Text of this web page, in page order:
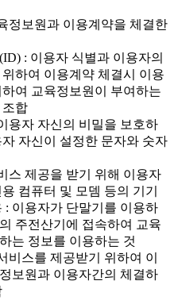
정보원과 이용계약을 체결한
: 이용자 식별과 이용자의
하여 이용계약 체결시 이용
여 교육정보원이 부여하는
조합
용자 자신의 비밀을 보호하
자신이 설정한 문자와 숫자
스 제공을 받기 위해 이용자
컴퓨터 및 모뎀 등의 기기
이용자가 단말기를 이용하
주전산기에 접속하여 교육
는 정보를 이용하는 것
스를 제공받기 위하여 이
보원과 이용자간의 체결하